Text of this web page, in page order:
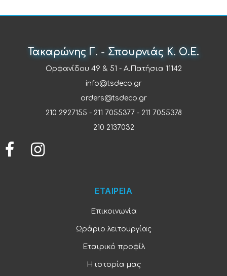
Τακαρώνης Γ. - Σπουρνιάς Κ. Ο.Ε.
Ορφανίδου 49 & 51 - Α.Πατήσια 11142
info@tsdeco.gr
orders@tsdeco.gr
210 2927155 - 211 7055377- 211 7055378
210 2137032
ΕΤΑΙΡΕΙΑ
Επικοινωνία
Ωράριο λειτουργίας
Εταιρικό προφίλ
Η ιστορία μας